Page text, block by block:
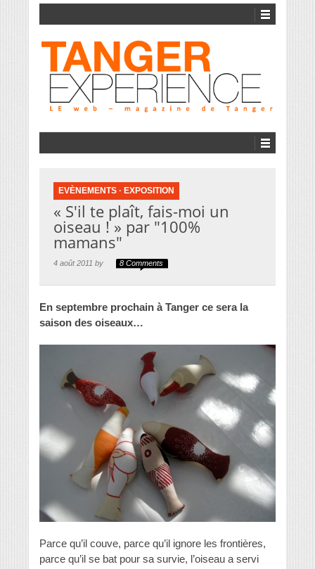
EVÈNEMENTS · EXPOSITION
« S'il te plaît, fais-moi un
oiseau ! » par "100%
mamans"
4 août 2011 by 8 Comments
En septembre prochain à Tanger ce sera la
saison des oiseaux…
Parce qu’il couve, parce qu’il ignore les frontières,
parce qu’il se bat pour sa survie, l’oiseau a servi